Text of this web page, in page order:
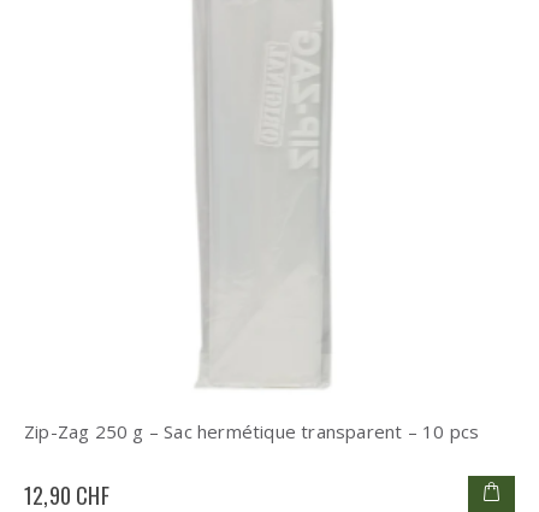
Zip-Zag 250 g – Sac hermétique transparent – 10 pcs
12,90 CHF